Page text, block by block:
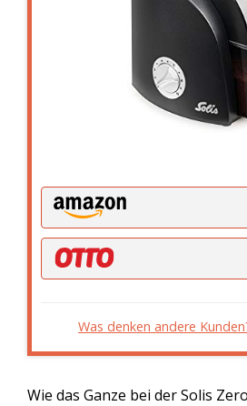
Was denken andere
Wie das Ganze bei der Solis